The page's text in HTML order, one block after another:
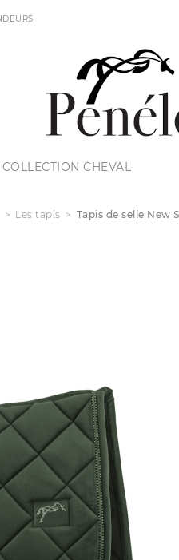
COLLECTION CHEVAL
Les tapis Tapis de selle New